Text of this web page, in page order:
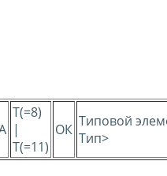
T(=8)
|
T(=11)
ОК Типовой
Тип>